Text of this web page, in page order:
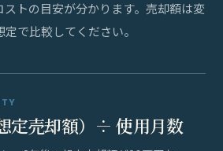
ストの目安が分かります。売却額は変
で比較してください。
定売却額）÷ 使用月数